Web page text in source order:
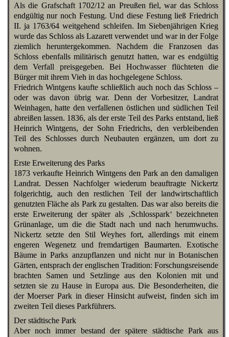
Als die Grafschaft 1702/12 an Preußen fiel, war das Schloss
endgültig nur noch Festung. Und diese Festung ließ Friedrich
II. ja 1763/64 weitgehend schleifen. Im Siebenjährigen Krieg
wurde das Schloss als Lazarett verwendet und war in der Folge
ziemlich heruntergekommen. Nachdem die Franzosen das
Schloss ebenfalls militärisch genutzt hatten, war es endgültig
dem Verfall preisgegeben. Bei Hochwasser flüchteten die
Bürger mit ihrem Vieh in das hochgelegene Schloss.
Friedrich Wintgens kaufte schließlich auch noch das Schloss –
oder was davon übrig war. Denn der Vorbesitzer, Landrat
Weinhagen, hatte den verfallenen östlichen und südlichen Teil
abreißen lassen. 1836, als der erste Teil des Parks entstand, ließ
Heinrich Wintgens, der Sohn Friedrichs, den verbleibenden
Teil des Schlosses durch Neubauten ergänzen, um dort zu
wohnen.
Erste Erweiterung des Parks
1873 verkaufte Heinrich Wintgens den Park an den damaligen
Landrat. Dessen Nachfolger wiederum beauftragte Nickertz
folgerichtig, auch den restlichen Teil der landwirtschaftlich
genutzten Fläche als Park zu gestalten. Das war also bereits die
erste Erweiterung der später als ‚Schlosspark‘ bezeichneten
Grünanlage, um die die Stadt nach und nach herumwuchs.
Nickertz setzte den Stil Weyhes fort, allerdings mit einem
engeren Wegenetz und fremdartigen Baumarten. Exotische
Bäume in Parks anzupflanzen und nicht nur in Botanischen
Gärten, entsprach der englischen Tradition: Forschungsreisende
brachten Samen und Setzlinge aus den Kolonien mit und
setzten sie zu Hause in Europa aus. Die Besonderheiten, die
der Moerser Park in dieser Hinsicht aufweist, finden sich im
zweiten Teil dieses Parkführers.
Der städtische Park
Aber noch immer bestand der spätere städtische Park aus